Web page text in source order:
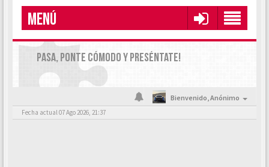
MENÚ
PASA, PONTE CÓMODO Y PRESÉNTATE!
Bienvenido,Anónimo
Fecha actual 07 Ago 2026, 21:37